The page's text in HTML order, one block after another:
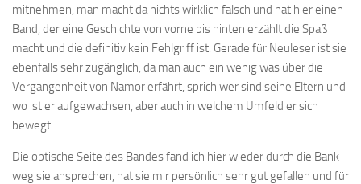
mitnehmen, man macht da nichts wirklich falsch und hat hier einen
Band, der eine Geschichte von vorne bis hinten erzählt die Spaß
macht und die definitiv kein Fehlgriff ist. Gerade für Neuleser ist sie
ebenfalls sehr zugänglich, da man auch ein wenig was über die
Vergangenheit von Namor erfährt, sprich wer sind seine Eltern und
wo ist er aufgewachsen, aber auch in welchem Umfeld er sich
bewegt.
Die optische Seite des Bandes fand ich hier wieder durch die Bank
weg sie ansprechen, hat sie mir persönlich sehr gut gefallen und für